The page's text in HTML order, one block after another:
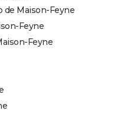
Maison-Feyne
Feyne
Feyne